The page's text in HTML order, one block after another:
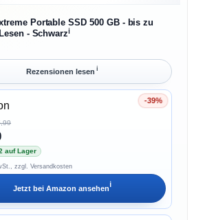
Portable SSD 500 GB - bis zu
- Schwarzℹ︎
Rezensionen lesen ℹ︎
-39%
39%
auf Lager
zzgl. Versandkosten
Jetzt bei Amazon ansehenℹ︎